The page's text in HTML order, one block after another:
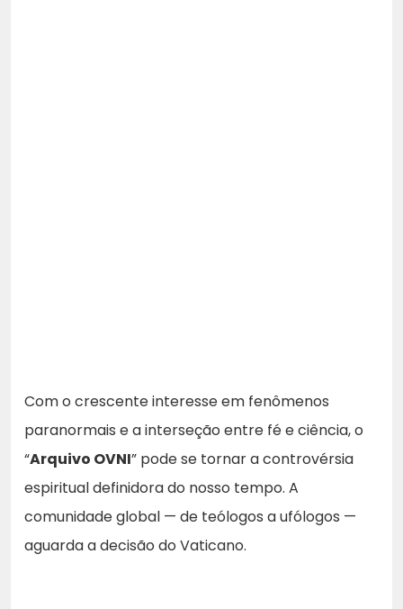
Com o crescente interesse em fenômenos
paranormais e a interseção entre fé e ciência, o
“Arquivo OVNI” pode se tornar a controvérsia
espiritual definidora do nosso tempo. A
comunidade global — de teólogos a ufólogos —
aguarda a decisão do Vaticano.